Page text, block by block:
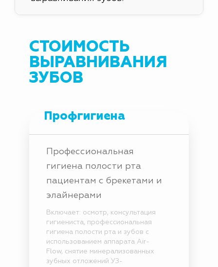
воспаление десен, его обязательно
надо устранить.
керамические или сапфировые. Также
еще есть лигатурные и
самолигирующие брекеты.
СТОИМОСТЬ
ВЫРАВНИВАНИЯ
ЗУБОВ
Профгигиена
Профессиональная
гигиена полости рта
пациентам с брекетами и
элайнерами
Включает: осмотр, консультация
гигиениста, профессиональная
гигиена полости рта и зубов с
использованием аппарата Air-
Flow, снятие минерализованных
зубных отложений УЗ-